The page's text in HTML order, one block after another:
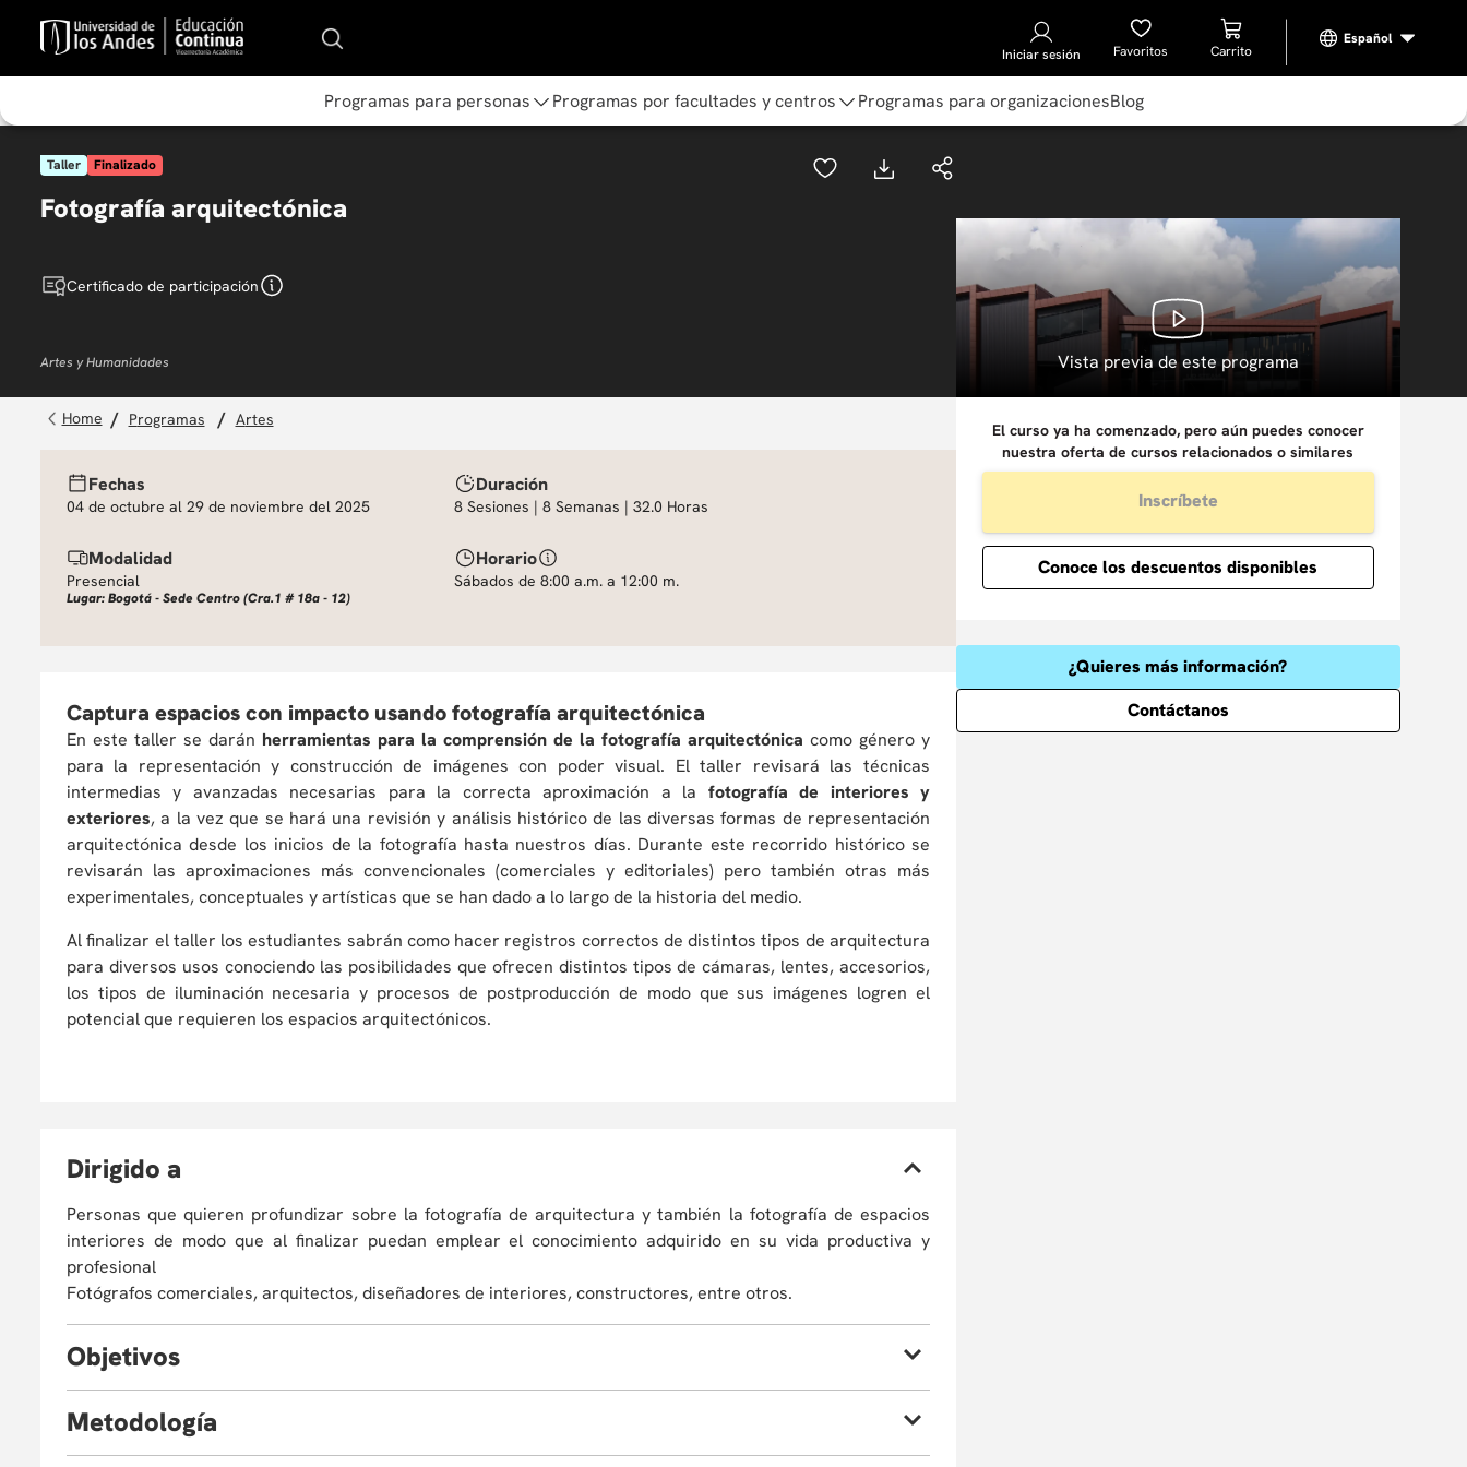
Iniciar sesión Favoritos
Programas para personas Programas por facultades y centros Programas para organizacionesBlog
Taller Finalizado
Fotografía arquitectónica
Certificado de participación
Artes y Humanidades Vista previa de este programa
programas artes
Fechas
04 de octubre al 29 de noviembre del 2025
Duración
8 Sesiones | 8 Semanas | 32.0 Horas
Modalidad
Presencial
Lugar: Bogotá - Sede Centro (Cra.1 # 18a - 12)
Horario
Sábados de 8:00 a.m. a 12:00 m.
Captura espacios con impacto usando fotografía arquitectónica
En este taller se darán herramientas para la comprensión de la fotografía arquitectónica como género y
para la representación y construcción de imágenes con poder visual. El taller revisará las técnicas
intermedias y avanzadas necesarias para la correcta aproximación a la fotografía de interiores y
exteriores, a la vez que se hará una revisión y análisis histórico de las diversas formas de representación
arquitectónica desde los inicios de la fotografía hasta nuestros días. Durante este recorrido histórico se
revisarán las aproximaciones más convencionales (comerciales y editoriales) pero también otras más
experimentales, conceptuales y artísticas que se han dado a lo largo de la historia del medio.
Al finalizar el taller los estudiantes sabrán como hacer registros correctos de distintos tipos de arquitectura
para diversos usos conociendo las posibilidades que ofrecen distintos tipos de cámaras, lentes, accesorios,
los tipos de iluminación necesaria y procesos de postproducción de modo que sus imágenes logren el
potencial que requieren los espacios arquitectónicos.
Dirigido a
Personas que quieren profundizar sobre la fotografía de arquitectura y también la fotografía de espacios
interiores de modo que al finalizar puedan emplear el conocimiento adquirido en su vida productiva y
profesional
Fotógrafos comerciales, arquitectos, diseñadores de interiores, constructores, entre otros.
Objetivos
Metodología
El curso ya ha comenzado, pero aún puedes conocer
nuestra oferta de cursos relacionados o similares
Inscríbete
Conoce los descuentos disponibles
¿Quieres más información?
Contáctanos